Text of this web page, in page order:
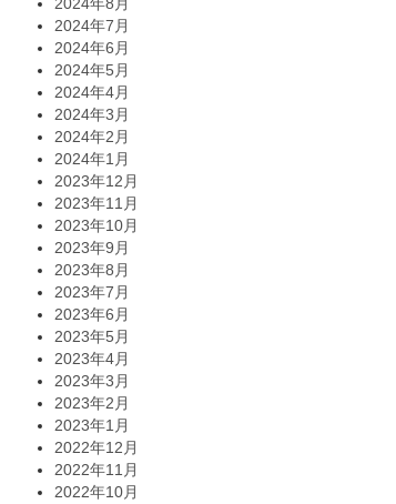
2024年7月
2024年6月
2024年5月
2024年4月
2024年3月
2024年2月
2024年1月
2023年12月
2023年11月
2023年10月
2023年9月
2023年8月
2023年7月
2023年6月
2023年5月
2023年4月
2023年3月
2023年2月
2023年1月
2022年12月
2022年11月
2022年10月